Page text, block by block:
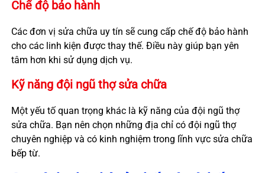
Chế độ bảo hành
Các đơn vị sửa chữa uy tín sẽ cung cấp chế độ bảo hành
cho các linh kiện được thay thế. Điều này giúp bạn yên
tâm hơn khi sử dụng dịch vụ.
Kỹ năng đội ngũ thợ sửa chữa
Một yếu tố quan trọng khác là kỹ năng của đội ngũ thợ
sửa chữa. Bạn nên chọn những địa chỉ có đội ngũ thợ
chuyên nghiệp và có kinh nghiệm trong lĩnh vực sửa chữa
bếp từ.